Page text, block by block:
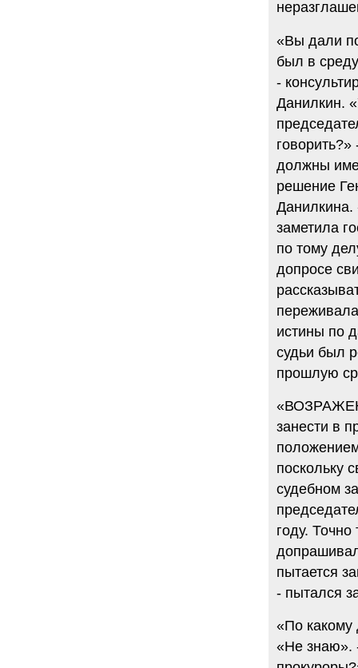
«Вы дали
был в
-
Данилкин.
должны
решение
Данилкина.
заметила
по тому
допросе
истины по
судьи был
прошлую
занести в
поскольку
судебном
году.
пытается
- пытался
«По какому
«Не знаю».